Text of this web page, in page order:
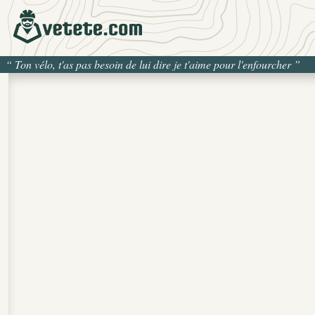
“ Ton vélo, t'as pas besoin de lui dire je t'aime pour l'enfourcher”